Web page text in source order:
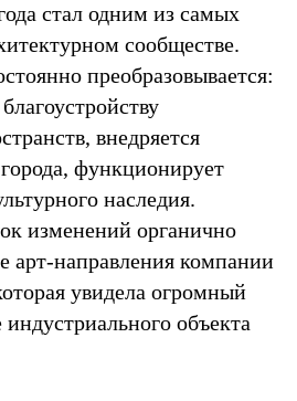
стал одним из самых
сообществе.
преобразовывается:
внедряется
функционирует
наследия.
изменений органично
арт-направления компании
увидела огромный
объекта